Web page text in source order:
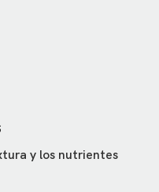
y los nutrientes